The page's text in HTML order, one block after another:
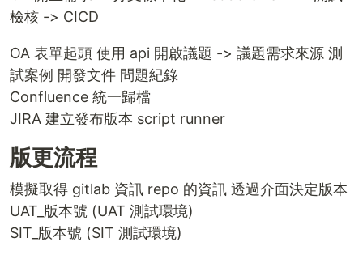
檢核 -> CICD
OA 表單起頭 使用 api 開啟議題 -> 議題需求來源 測
試案例 開發文件 問題紀錄
Confluence 統一歸檔
JIRA 建立發布版本 script runner
版更流程
模擬取得 gitlab 資訊 repo 的資訊 透過介面決定版本
UAT_版本號 (UAT 測試環境)
SIT_版本號 (SIT 測試環境)